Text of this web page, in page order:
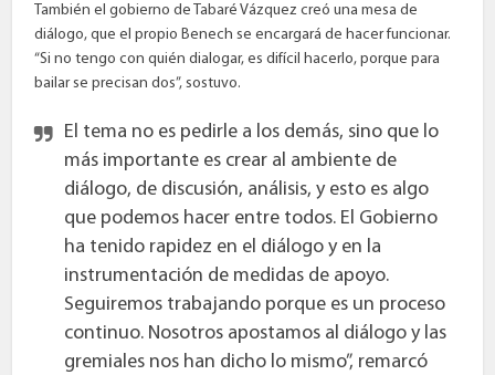
También el gobierno de Tabaré Vázquez creó una mesa de
diálogo, que el propio Benech se encargará de hacer funcionar.
“Si no tengo con quién dialogar, es difícil hacerlo, porque para
bailar se precisan dos”, sostuvo.
El tema no es pedirle a los demás, sino que lo
más importante es crear al ambiente de
diálogo, de discusión, análisis, y esto es algo
que podemos hacer entre todos. El Gobierno
ha tenido rapidez en el diálogo y en la
instrumentación de medidas de apoyo.
Seguiremos trabajando porque es un proceso
continuo. Nosotros apostamos al diálogo y las
gremiales nos han dicho lo mismo”, remarcó